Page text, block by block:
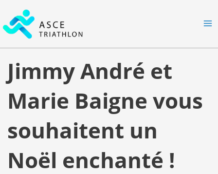
contenu
Jimmy André et
Marie Baigne vous
souhaitent un
Noël enchanté !